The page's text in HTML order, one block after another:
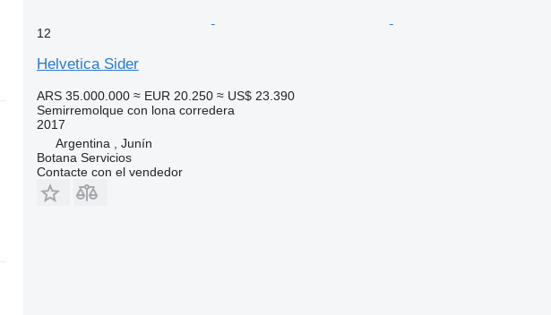
12
Helvetica Sider
ARS 35.000.000 ≈ EUR 20.250 ≈ US$ 23.390
Semirremolque con lona corredera
2017
Argentina , Junín
Botana Servicios
Contacte con el vendedor